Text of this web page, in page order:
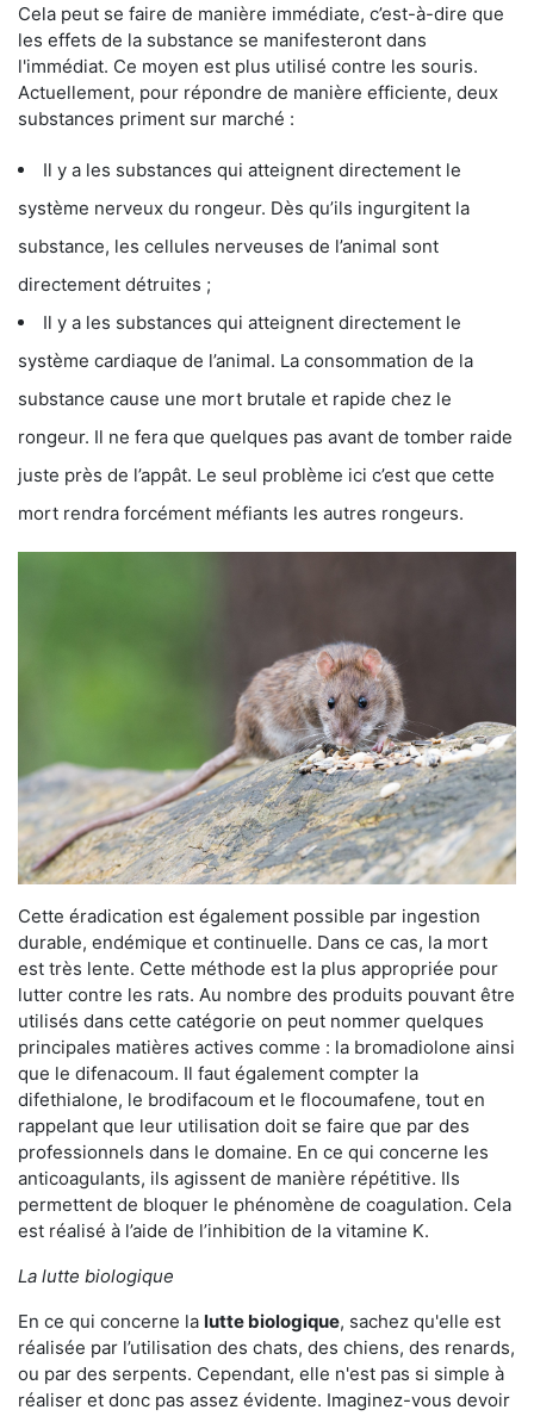
Cela peut se faire de manière immédiate, c’est-à-dire que
les effets de la substance se manifesteront dans
l'immédiat. Ce moyen est plus utilisé contre les souris.
Actuellement, pour répondre de manière efficiente, deux
substances priment sur marché :
Il y a les substances qui atteignent directement le
système nerveux du rongeur. Dès qu’ils ingurgitent la
substance, les cellules nerveuses de l’animal sont
directement détruites ;
Il y a les substances qui atteignent directement le
système cardiaque de l’animal. La consommation de la
substance cause une mort brutale et rapide chez le
rongeur. Il ne fera que quelques pas avant de tomber raide
juste près de l’appât. Le seul problème ici c’est que cette
mort rendra forcément méfiants les autres rongeurs.
Cette éradication est également possible par ingestion
durable, endémique et continuelle. Dans ce cas, la mort
est très lente. Cette méthode est la plus appropriée pour
lutter contre les rats. Au nombre des produits pouvant être
utilisés dans cette catégorie on peut nommer quelques
principales matières actives comme : la bromadiolone ainsi
que le difenacoum. Il faut également compter la
difethialone, le brodifacoum et le flocoumafene, tout en
rappelant que leur utilisation doit se faire que par des
professionnels dans le domaine. En ce qui concerne les
anticoagulants, ils agissent de manière répétitive. Ils
permettent de bloquer le phénomène de coagulation. Cela
est réalisé à l’aide de l’inhibition de la vitamine K.
La lutte biologique
En ce qui concerne la lutte biologique, sachez qu'elle est
réalisée par l’utilisation des chats, des chiens, des renards,
ou par des serpents. Cependant, elle n'est pas si simple à
réaliser et donc pas assez évidente. Imaginez-vous devoir